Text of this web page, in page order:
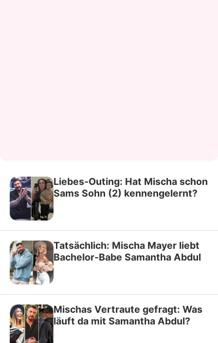
Liebes-Outing: Hat Mischa schon
Sams Sohn (2) kennengelernt?
Tatsächlich: Mischa Mayer liebt
Bachelor-Babe Samantha Abdul
Mischas Vertraute gefragt: Was
läuft da mit Samantha Abdul?